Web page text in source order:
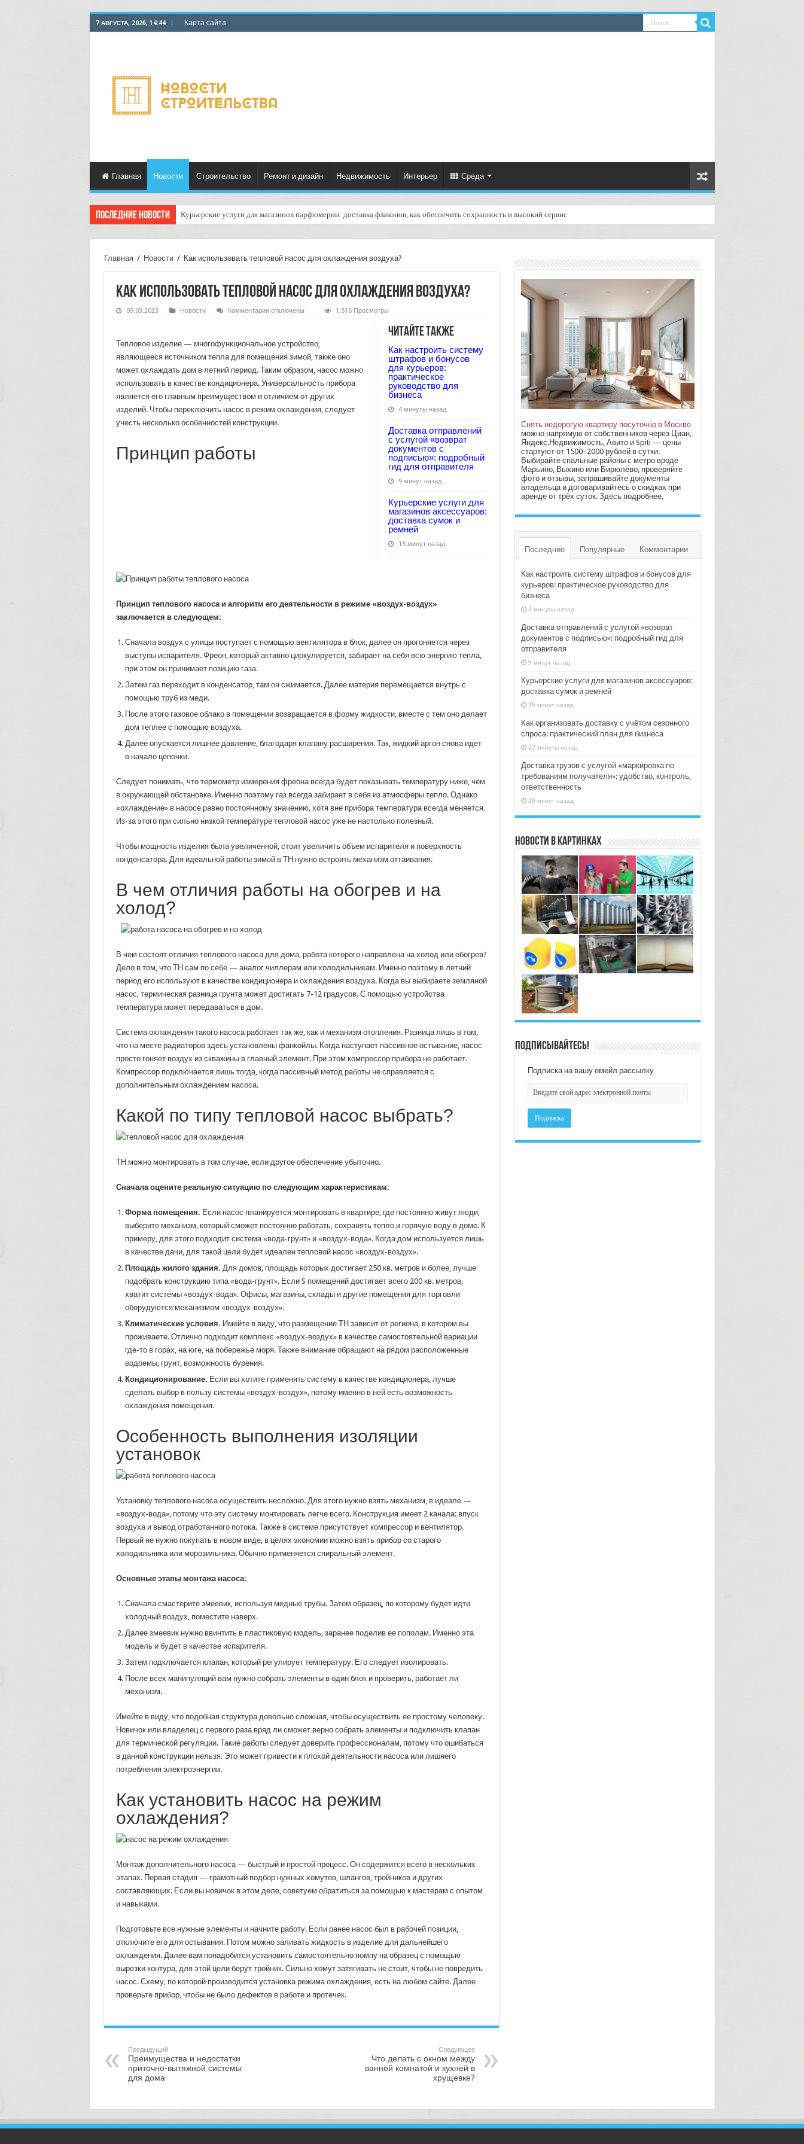
7 АВГУСТА, 2026, 14:44 Карта сайта
Главная Новости Строительство Ремонт и дизайн Недвижимость Интерьер Среда
Последние новости Курьерские услуги для магазинов парфюмерии: доставка флаконов, как обеспечить сохранность и высокий сервис
Главная / Новости / Как использовать тепловой насос для охлаждения воздуха?
Как использовать тепловой насос для охлаждения воздуха?
09.03.2023 Новости Комментариик
тепловой
насос
для
воздуха?
отключены 1,516 Просмотры
Читайте также
Как настроить систему
штрафов и бонусов
для курьеров:
практическое
руководство для
бизнеса
4 минуты назад
Доставка отправлений
с услугой «возврат
документов с
подписью»: подробный
гид для отправителя
9 минут назад
Курьерские услуги для
магазинов аксессуаров:
доставка сумок и
ремней
15 минут назад
Тепловое изделие — многофункциональное устройство,
являющееся источником тепла для помещения зимой, также оно
может охлаждать дом в летний период. Таким образом, насос можно
использовать в качестве кондиционера. Универсальность прибора
является его главным преимуществом и отличием от других
изделий. Чтобы переключить насос в режим охлаждения, следует
учесть несколько особенностей конструкции.
Принцип работы
Принцип теплового насоса и алгоритм его деятельности в режиме «воздух-воздух»
заключается в следующем:
Сначала воздух с улицы поступает с помощью вентилятора в блок, далее он прогоняется через
выступы испарителя. Фреон, который активно циркулируется, забирает на себя всю энергию тепла,
при этом он принимает позицию газа.
Затем газ переходит в конденсатор, там он сжимается. Далее материя перемещается внутрь с
помощью труб из меди.
После этого газовое облако в помещении возвращается в форму жидкости, вместе с тем оно делает
дом теплее с помощью воздуха.
Далее опускается лишнее давление, благодаря клапану расширения. Так, жидкий аргон снова идет
в начало цепочки.
Следует понимать, что термометр измерения фреона всегда будет показывать температуру ниже, чем
в окружающей обстановке. Именно поэтому газ всегда забирает в себя из атмосферы тепло. Однако
«охлаждение» в насосе равно постоянному значению, хотя вне прибора температура всегда меняется.
Из-за этого при сильно низкой температуре тепловой насос уже не настолько полезный.
Чтобы мощность изделия была увеличенной, стоит увеличить объем испарителя и поверхность
конденсатора. Для идеальной работы зимой в ТН нужно встроить механизм оттаивания.
В чем отличия работы на обогрев и на
холод?
В чем состоят отличия теплового насоса для дома, работа которого направлена на холод или обогрев?
Дело в том, что ТН сам по себе — аналог чиллерам или холодильникам. Именно поэтому в летний
период его используют в качестве кондиционера и охлаждения воздуха. Когда вы выбираете земляной
насос, термическая разница грунта может достигать 7-12 градусов. С помощью устройства
температура может передаваться в дом.
Система охлаждения такого насоса работает так же, как и механизм отопления. Разница лишь в том,
что на месте радиаторов здесь установлены фанкойлы. Когда наступает пассивное остывание, насос
просто гоняет воздух из скважины в главный элемент. При этом компрессор прибора не работает.
Компрессор подключается лишь тогда, когда пассивный метод работы не справляется с
дополнительным охлаждением насоса.
Какой по типу тепловой насос выбрать?
ТН можно монтировать в том случае, если другое обеспечение убыточно.
Сначала оцените реальную ситуацию по следующим характеристикам:
Форма помещения. Если насос планируется монтировать в квартире, где постоянно живут люди,
выберите механизм, который сможет постоянно работать, сохранять тепло и горячую воду в доме. К
примеру, для этого подходит система «вода-грунт» и «воздух-вода». Когда дом используется лишь
в качестве дачи, для такой цели будет идеален тепловой насос «воздух-воздух».
Площадь жилого здания. Для домов, площадь которых достигает 250 кв. метров и более, лучше
подобрать конструкцию типа «вода-грунт». Если S помещений достигает всего 200 кв. метров,
хватит системы «воздух-вода». Офисы, магазины, склады и другие помещения для торговли
оборудуются механизмом «воздух-воздух».
Климатические условия. Имейте в виду, что размещение ТН зависит от региона, в котором вы
проживаете. Отлично подходит комплекс «воздух-воздух» в качестве самостоятельной вариации
где-то в горах, на юге, на побережье моря. Также внимание обращают на рядом расположенные
водоемы, грунт, возможность бурения.
Кондиционирование. Если вы хотите применять систему в качестве кондиционера, лучше
сделать выбор в пользу системы «воздух-воздух», потому именно в ней есть возможность
охлаждения помещения.
Особенность выполнения изоляции
установок
Установку теплового насоса осуществить несложно. Для этого нужно взять механизм, в идеале —
«воздух-вода», потому что эту систему монтировать легче всего. Конструкция имеет 2 канала: впуск
воздуха и вывод отработанного потока. Также в системе присутствует компрессор и вентилятор.
Первый не нужно покупать в новом виде, в целях экономии можно взять прибор со старого
холодильника или морозильника. Обычно применяется спиральный элемент.
Основные этапы монтажа насоса:
Сначала смастерите змеевик, используя медные трубы. Затем образец, по которому будет идти
холодный воздух, поместите наверх.
Далее змеевик нужно ввинтить в пластиковую модель, заранее поделив ее пополам. Именно эта
модель и будет в качестве испарителя.
Затем подключается клапан, который регулирует температуру. Его следует изолировать.
После всех манипуляций вам нужно собрать элементы в один блок и проверить, работает ли
механизм.
Имейте в виду, что подобная структура довольно сложная, чтобы осуществить ее простому человеку.
Новичок или владелец с первого раза вряд ли сможет верно собрать элементы и подключить клапан
для термической регуляции. Такие работы следует доверить профессионалам, потому что ошибаться
в данной конструкции нельзя. Это может привести к плохой деятельности насоса или лишнего
потребления электроэнергии.
Как установить насос на режим
охлаждения?
Монтаж дополнительного насоса — быстрый и простой процесс. Он содержится всего в нескольких
этапах. Первая стадия — грамотный подбор нужных хомутов, шлангов, тройников и других
составляющих. Если вы новичок в этом деле, советуем обратиться за помощью к мастерам с опытом
и навыками.
Подготовьте все нужные элементы и начните работу. Если ранее насос был в рабочей позиции,
отключите его для остывания. Потом можно заливать жидкость в изделие для дальнейшего
охлаждения. Далее вам понадобится установить самостоятельно помпу на образец с помощью
вырезки контура, для этой цели берут тройник. Сильно хомут затягивать не стоит, чтобы не повредить
насос. Схему, по которой производится установка режима охлаждения, есть на любом сайте. Далее
проверьте прибор, чтобы не было дефектов в работе и протечек.
Предыдущий
Преимущества и недостатки
приточно-вытяжной системы
для дома
Следующее
Что делать с окном между
ванной комнатой и кухней в
хрущевке?
Снять недорогую квартиру посуточно в Москве
можно напрямую от собственников через Циан,
Яндекс.Недвижимость, Авито и Spiti — цены
стартуют от 1500–2000 рублей в сутки.
Выбирайте спальные районы с метро вроде
Марьино, Выхино или Бирюлёво, проверяйте
фото и отзывы, запрашивайте документы
владельца и договаривайтесь о скидках при
аренде от трёх суток. Здесьподробнее.
Последние Популярные Комментарии
Как настроить систему штрафов и бонусов для
курьеров: практическое руководство для
бизнеса
4 минуты назад
Доставка отправлений с услугой «возврат
документов с подписью»: подробный гид для
отправителя
9 минут назад
Курьерские услуги для магазинов аксессуаров:
доставка сумок и ремней
15 минут назад
Как организовать доставку с учётом сезонного
спроса: практический план для бизнеса
22 минуты назад
Доставка грузов с услугой «маркировка по
требованиям получателя»: удобство, контроль,
ответственность
30 минут назад
Новости в картинках
Подписывайтесь!
Подписка на вашу емейл рассылку